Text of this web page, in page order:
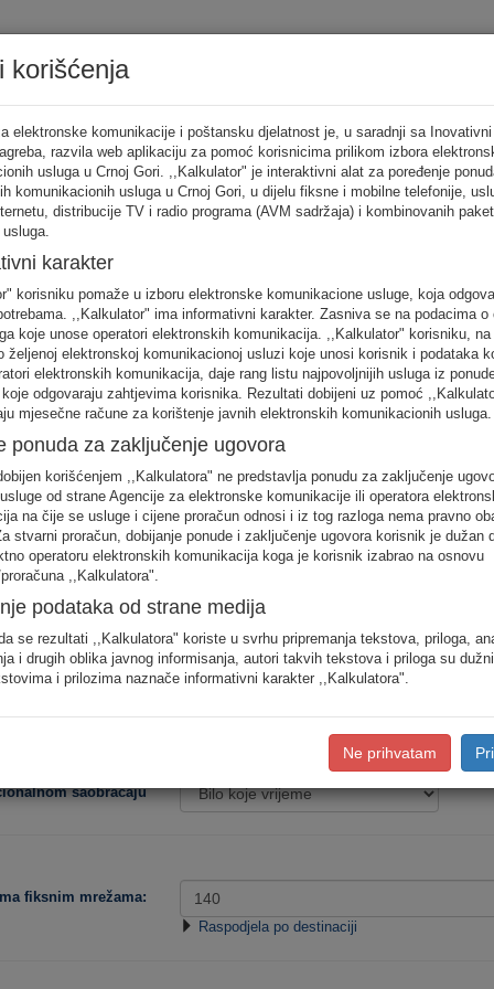
sva
FIKSNA
telefonija
MOBILNA
telefonija
INTERNET
usluge
unos raspodjela saobraćaja je usklađena s ponašanjem karakterističnog
saobraćaja prema konkretnim destinacijama, koristite detaljan unos
Procjena
Niska
saobraćaju
fiksnim mrežama:
Raspodjela po destinaciji
korišćenja
elektronske komunikacije i poštansku djelatnost je, u saradnji sa Inovativni
razvila web aplikaciju za pomoć korisnicima prilikom izbora
usluga u Crnoj Gori. ,,Kalkulator" je interaktivni alat za poređenje
komunikacionih usluga u Crnoj Gori, u dijelu fiksne i mobilne telefonije,
distribucije TV i radio programa (AVM sadržaja) i kombinovanih
karakter
korisniku pomaže u izboru elektronske komunikacione usluge, koja
,,Kalkulator" ima informativni karakter. Zasniva se na podacima o
koje unose operatori elektronskih komunikacija. ,,Kalkulator" korisniku,
željenoj elektronskoj komunikacionoj usluzi koje unosi korisnik i podataka
elektronskih komunikacija, daje rang listu najpovoljnijih usluga iz
odgovaraju zahtjevima korisnika. Rezultati dobijeni uz pomoć
mjesečne račune za korištenje javnih elektronskih komunikacionih usluga.
ponuda za zaključenje ugovora
korišćenjem ,,Kalkulatora" ne predstavlja ponudu za zaključenje
od strane Agencije za elektronske komunikacije ili operatora
na čije se usluge i cijene proračun odnosi i iz tog razloga nema pravno
stvarni proračun, dobijanje ponude i zaključenje ugovora korisnik je dužan
operatoru elektronskih komunikacija koga je korisnik izabrao na osnovu
,,Kalkulatora".
podataka od strane medija
se rezultati ,,Kalkulatora" koriste u svrhu pripremanja tekstova, priloga,
i drugih oblika javnog informisanja, autori takvih tekstova i priloga su
i prilozima naznače informativni karakter ,,Kalkulatora".
Ne prihvatam